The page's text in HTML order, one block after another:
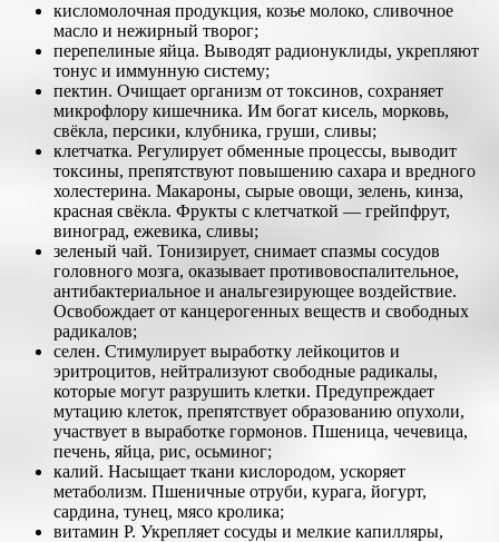
кисломолочная продукция, козье молоко, сливочное
масло и нежирный творог;
перепелиные яйца. Выводят радионуклиды, укрепляют
тонус и иммунную систему;
пектин. Очищает организм от токсинов, сохраняет
микрофлору кишечника. Им богат кисель, морковь,
свёкла, персики, клубника, груши, сливы;
клетчатка. Регулирует обменные процессы, выводит
токсины, препятствуют повышению сахара и вредного
холестерина. Макароны, сырые овощи, зелень, кинза,
красная свёкла. Фрукты с клетчаткой — грейпфрут,
виноград, ежевика, сливы;
зеленый чай. Тонизирует, снимает спазмы сосудов
головного мозга, оказывает противовоспалительное,
антибактериальное и анальгезирующее воздействие.
Освобождает от канцерогенных веществ и свободных
радикалов;
селен. Стимулирует выработку лейкоцитов и
эритроцитов, нейтрализуют свободные радикалы,
которые могут разрушить клетки. Предупреждает
мутацию клеток, препятствует образованию опухоли,
участвует в выработке гормонов. Пшеница, чечевица,
печень, яйца, рис, осьминог;
калий. Насыщает ткани кислородом, ускоряет
метаболизм. Пшеничные отруби, курага, йогурт,
сардина, тунец, мясо кролика;
витамин Р. Укрепляет сосуды и мелкие капилляры,